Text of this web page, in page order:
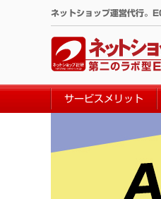
へ
ネットショップ運営代行。
サービスメリット